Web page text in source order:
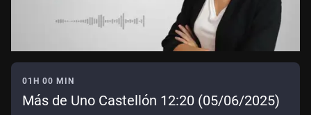
01H 00 MIN
Más de Uno Castellón 12:20 (05/06/2025)